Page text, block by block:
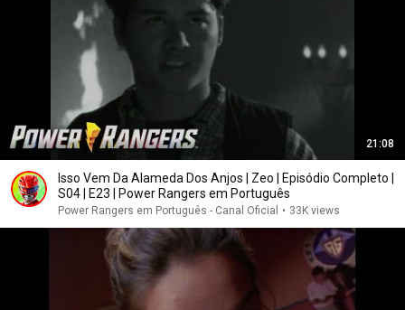
21:08
Isso Vem Da Alameda Dos Anjos | Zeo | Episódio Completo |
S04 | E23 | Power Rangers em Português
Power Rangers em Português - Canal Oficial • 33K views